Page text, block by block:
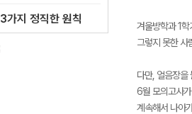
3가지 정직한 원칙
겨울방학과 1
그렇지 못한 사
다만, 얼음장을
6월 모의고사
계속해서 나아